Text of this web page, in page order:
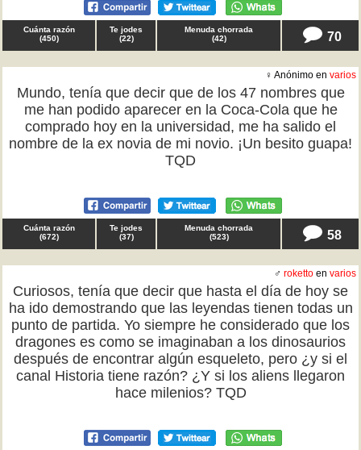
Cuánta razón
(450)
Te jodes
(22)
Menuda chorrada
(42) 70
♀ Anónimo en varios
Mundo, tenía que decir que de los 47 nombres que
me han podido aparecer en la Coca-Cola que he
comprado hoy en la universidad, me ha salido el
nombre de la ex novia de mi novio. ¡Un besito guapa!
TQD
Cuánta razón
(672)
Te jodes
(37)
Menuda chorrada
(523) 58
♂ roketto en varios
Curiosos, tenía que decir que hasta el día de hoy se
ha ido demostrando que las leyendas tienen todas un
punto de partida. Yo siempre he considerado que los
dragones es como se imaginaban a los dinosaurios
después de encontrar algún esqueleto, pero ¿y si el
canal Historia tiene razón? ¿Y si los aliens llegaron
hace milenios? TQD